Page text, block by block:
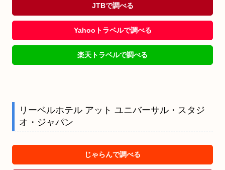
JTBで調べる
Yahooトラベルで調べる
楽天トラベルで調べる
リーベルホテル アット ユニバーサル・スタジ
オ・ジャパン
じゃらんで調べる